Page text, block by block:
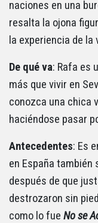
naciones en una
resalta la ojona
la experiencia de
De qué va: Rafa es
más que vivir en
conozca una chica
haciéndose pasar
Antecedentes: Es
en España
después de que
destrozaron sin
como lo fue No se